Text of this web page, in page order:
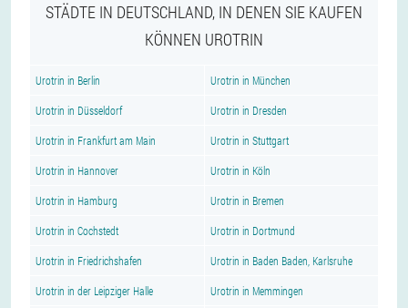
STÄDTE IN DEUTSCHLAND, IN DENEN SIE KAUFEN
KÖNNEN UROTRIN
Urotrin in Berlin Urotrin in München
Urotrin in Düsseldorf Urotrin in Dresden
Urotrin in Frankfurt am Main Urotrin in Stuttgart
Urotrin in Hannover Urotrin in Köln
Urotrin in Hamburg Urotrin in Bremen
Urotrin in Cochstedt Urotrin in Dortmund
Urotrin in Friedrichshafen Urotrin in Baden Baden, Karlsruhe
Urotrin in der Leipziger Halle Urotrin in Memmingen